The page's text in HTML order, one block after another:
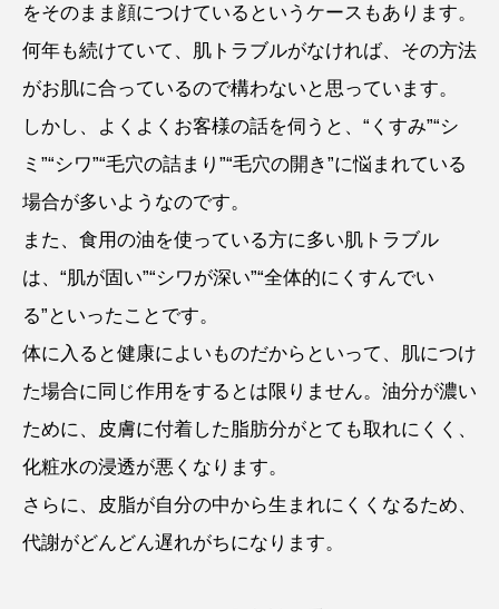
をそのまま顔につけているというケースもあります。
何年も続けていて、肌トラブルがなければ、その方法
がお肌に合っているので構わないと思っています。
しかし、よくよくお客様の話を伺うと、“くすみ”“シ
ミ”“シワ”“毛穴の詰まり”“毛穴の開き”に悩まれている
場合が多いようなのです。
また、食用の油を使っている方に多い肌トラブル
は、“肌が固い”“シワが深い”“全体的にくすんでい
る”といったことです。
体に入ると健康によいものだからといって、肌につけ
た場合に同じ作用をするとは限りません。油分が濃い
ために、皮膚に付着した脂肪分がとても取れにくく、
化粧水の浸透が悪くなります。
さらに、皮脂が自分の中から生まれにくくなるため、
代謝がどんどん遅れがちになります。